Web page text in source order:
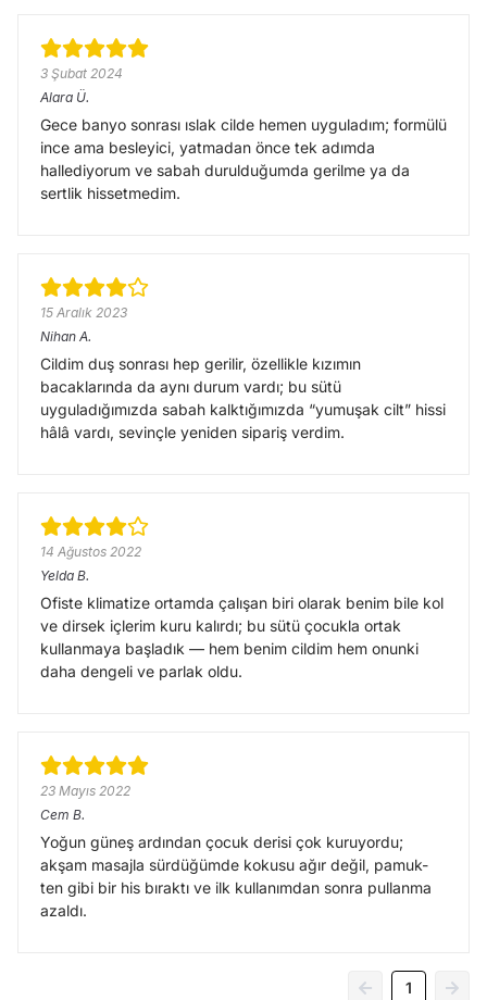
3 Şubat 2024
Alara Ü.
Gece banyo sonrası ıslak cilde hemen uyguladım; formülü
ince ama besleyici, yatmadan önce tek adımda
hallediyorum ve sabah durulduğumda gerilme ya da
sertlik hissetmedim.
15 Aralık 2023
Nihan A.
Cildim duş sonrası hep gerilir, özellikle kızımın
bacaklarında da aynı durum vardı; bu sütü
uyguladığımızda sabah kalktığımızda “yumuşak cilt” hissi
hâlâ vardı, sevinçle yeniden sipariş verdim.
14 Ağustos 2022
Yelda B.
Ofiste klimatize ortamda çalışan biri olarak benim bile kol
ve dirsek içlerim kuru kalırdı; bu sütü çocukla ortak
kullanmaya başladık — hem benim cildim hem onunki
daha dengeli ve parlak oldu.
23 Mayıs 2022
Cem B.
Yoğun güneş ardından çocuk derisi çok kuruyordu;
akşam masajla sürdüğümde kokusu ağır değil, pamuk-
ten gibi bir his bıraktı ve ilk kullanımdan sonra pullanma
azaldı.
1